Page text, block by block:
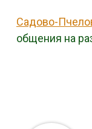
Садово-
общения на